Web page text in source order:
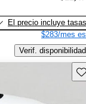
El precio incluye tasas
$283/mes
Verif. disponibilidad